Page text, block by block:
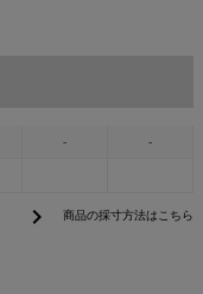
- -
chevron_right 商品の採寸方法はこちら